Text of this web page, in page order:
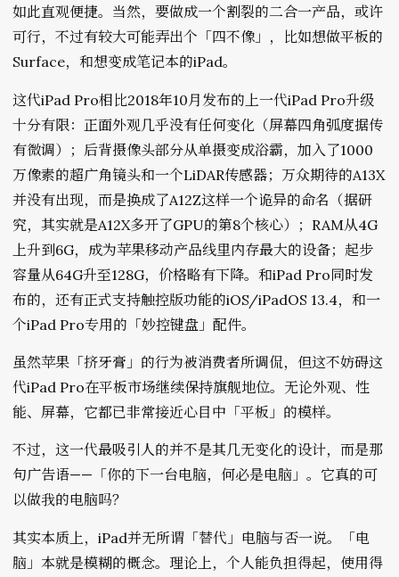
如此直观便捷。当然，要做成一个割裂的二合一产品，或许
可行，不过有较大可能弄出个「四不像」，比如想做平板的
Surface，和想变成笔记本的iPad。
这代iPad Pro相比2018年10月发布的上一代iPad Pro升级
十分有限：正面外观几乎没有任何变化（屏幕四角弧度据传
有微调）；后背摄像头部分从单摄变成浴霸，加入了1000
万像素的超广角镜头和一个LiDAR传感器；万众期待的A13X
并没有出现，而是换成了A12Z这样一个诡异的命名（据研
究，其实就是A12X多开了GPU的第8个核心）；RAM从4G
上升到6G，成为苹果移动产品线里内存最大的设备；起步
容量从64G升至128G，价格略有下降。和iPad Pro同时发
布的，还有正式支持触控版功能的iOS/iPadOS 13.4，和一
个iPad Pro专用的「妙控键盘」配件。
虽然苹果「挤牙膏」的行为被消费者所调侃，但这不妨碍这
代iPad Pro在平板市场继续保持旗舰地位。无论外观、性
能、屏幕，它都已非常接近心目中「平板」的模样。
不过，这一代最吸引人的并不是其几无变化的设计，而是那
句广告语——「你的下一台电脑，何必是电脑」。它真的可
以做我的电脑吗？
其实本质上，iPad并无所谓「替代」电脑与否一说。「电
脑」本就是模糊的概念。理论上，个人能负担得起，使用得